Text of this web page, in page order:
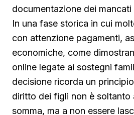
documentazione dei mancati
In una fase storica in cui
con attenzione pagamenti,
economiche, come
online legate ai sostegni
decisione ricorda un
diritto dei figli non è soltanto
somma, ma a non essere